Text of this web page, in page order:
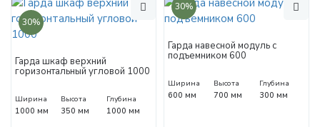
30%
Гарда шкаф верхний
горизонтальный угловой 1000
Ширина
1000 мм
Высота
350 мм
Глубина
1000 мм
30%
Гарда навесной модуль с
подъемником 600
Ширина
600 мм
Высота
700 мм
Глубина
300 мм